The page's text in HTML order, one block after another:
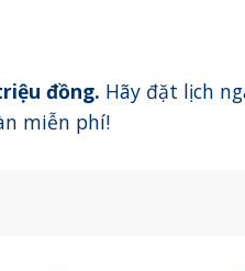
đồng. Hãy đặt lịch
miễn phí!